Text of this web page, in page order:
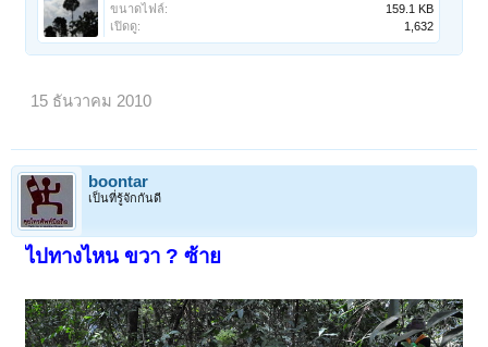
ขนาดไฟล์:
159.1 KB
เปิดดู:
1,632
15 ธันวาคม 2010
boontar
เป็นที่รู้จักกันดี
ไปทางไหน ขวา ? ซ้าย